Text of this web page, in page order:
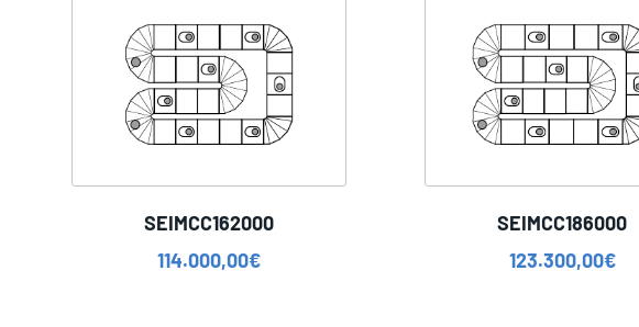
SEIMCC162000
114.000,00€
SEIMCC186000
123.300,00€